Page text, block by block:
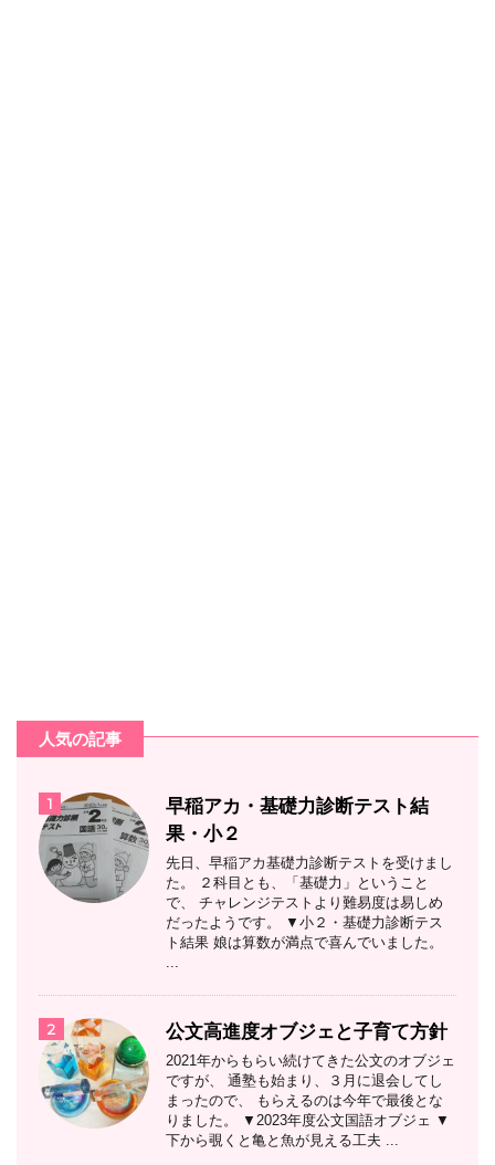
人気の記事
1
早稲アカ・基礎力診断テスト結
果・小２
先日、早稲アカ基礎力診断テストを受けまし
た。 ２科目とも、「基礎力」ということ
で、 チャレンジテストより難易度は易しめ
だったようです。 ▼小２・基礎力診断テス
ト結果 娘は算数が満点で喜んでいました。
...
2 公文高進度オブジェと子育て方針
2021年からもらい続けてきた公文のオブジェ
ですが、 通塾も始まり、３月に退会してし
まったので、 もらえるのは今年で最後とな
りました。 ▼2023年度公文国語オブジェ ▼
下から覗くと亀と魚が見える工夫 ...